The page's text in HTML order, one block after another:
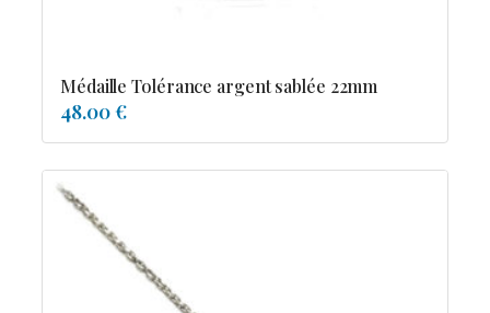
Médaille Tolérance argent sablée 22mm
48.00 €